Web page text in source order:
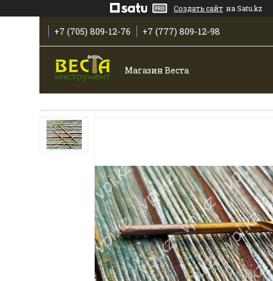
Создать сайт на Satu.kz
+7 (705) 809-12-76 +7 (777) 809-12-98
Магазин Веста